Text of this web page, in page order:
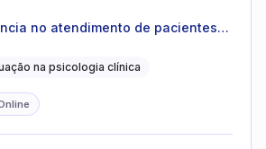
no atendimento de pacientes
e comportamentos
na psicologia clínica